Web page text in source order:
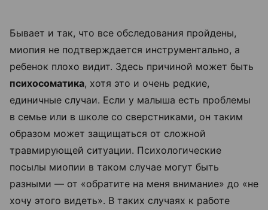
Бывает и так, что все обследования пройдены,
миопия не подтверждается инструментально, а
ребенок плохо видит. Здесь причиной может быть
психосоматика, хотя это и очень редкие,
единичные случаи. Если у малыша есть проблемы
в семье или в школе со сверстниками, он таким
образом может защищаться от сложной
травмирующей ситуации. Психологические
посылы миопии в таком случае могут быть
разными — от «обратите на меня внимание» до «не
хочу этого видеть». В таких случаях к работе